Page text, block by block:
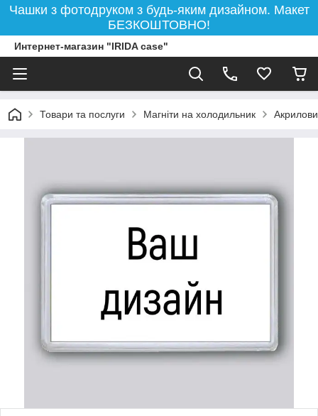
Чашки з фотодруком з будь-яким дизайном. Макет
БЕЗКОШТОВНО!
Интернет-магазин "IRIDA case"
Товари та послуги Магніти на холодильник